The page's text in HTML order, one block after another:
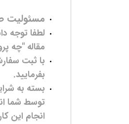
مسئولیت
لطفا توجه
مقاله "چه
با ثبت
بفرمایید.
بسته به
توسط شما
انجام این